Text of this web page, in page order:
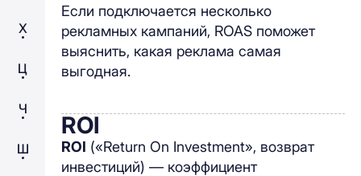
Х
Ц
Ч
Ш
Если подключается несколько
рекламных кампаний, ROAS поможет
выяснить, какая реклама самая
выгодная.
ROI
ROI («Return On Investment», возврат
инвестиций) — коэффициент